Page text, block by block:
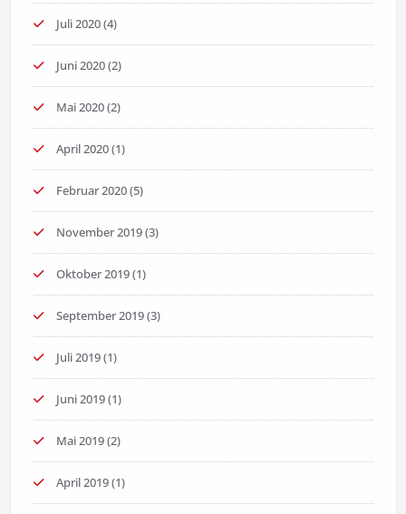
Juli 2020(4)
Juni 2020(2)
Mai 2020(2)
April 2020(1)
Februar 2020(5)
November 2019(3)
Oktober 2019(1)
September 2019(3)
Juli 2019(1)
Juni 2019(1)
Mai 2019(2)
April 2019(1)